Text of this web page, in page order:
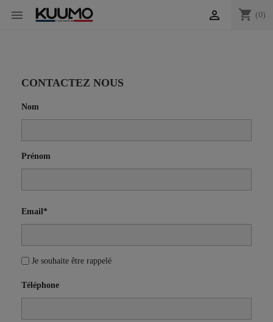
 shopping_cart (0)

CONTACTEZ NOUS
Nom
Prénom
Email*
Je souhaite être rappelé
Téléphone